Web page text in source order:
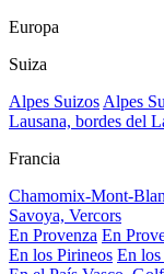
Europa
Suiza
Alpes Suizos Alpes
Lausana, bordes del
Francia
Chamomix-Mont-
Savoya, Vercors
En Provenza En
En los Pirineos En los